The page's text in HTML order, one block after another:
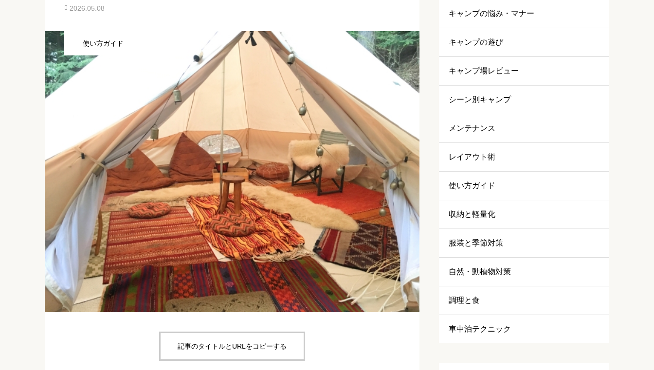
2026.05.08
使い方ガイド
記事のタイトルとURLをコピーする
キャンプの悩み・マナー
キャンプの遊び
キャンプ場レビュー
シーン別キャンプ
メンテナンス
レイアウト術
使い方ガイド
収納と軽量化
服装と季節対策
自然・動植物対策
調理と食
車中泊テクニック